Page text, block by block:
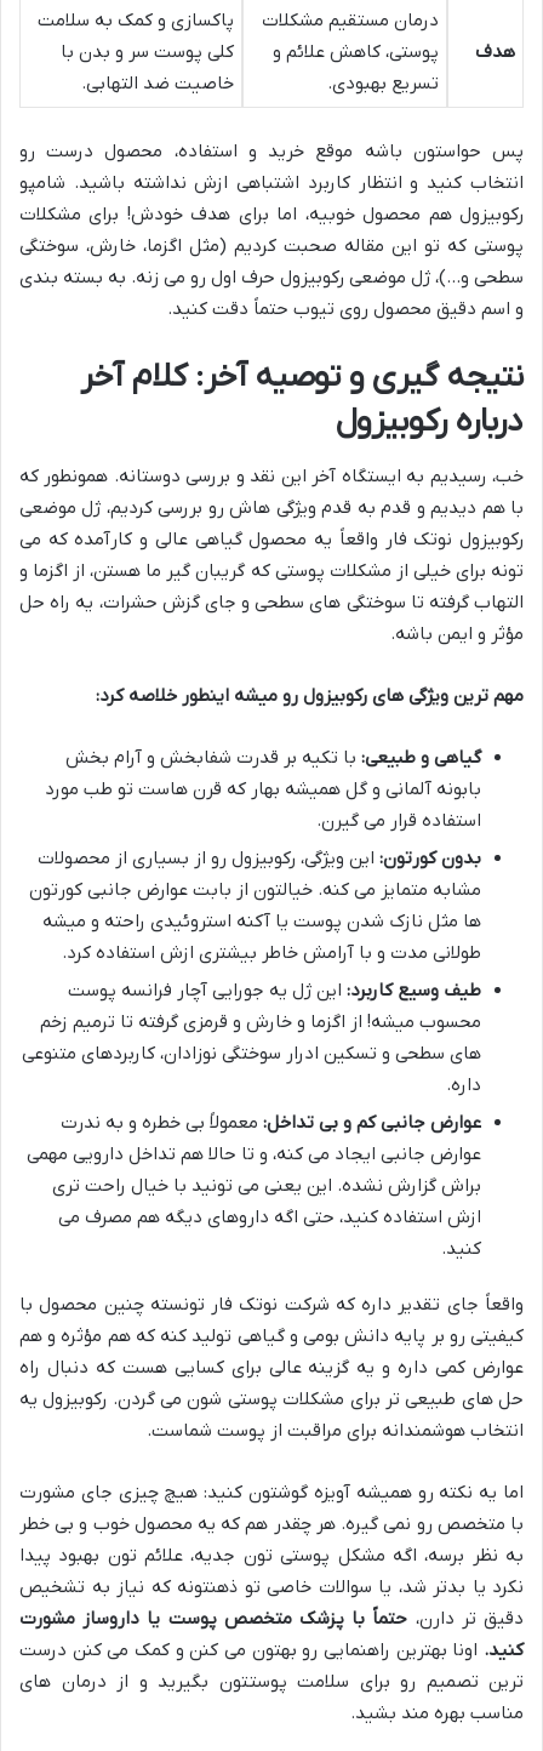
هدف
درمان مستقیم مشکلات
پوستی، کاهش علائم و
تسریع بهبودی.
پاکسازی و کمک به سلامت
کلی پوست سر و بدن با
خاصیت ضد التهابی.
پس حواستون باشه موقع خرید و استفاده، محصول درست رو
انتخاب کنید و انتظار کاربرد اشتباهی ازش نداشته باشید. شامپو
رکوبیزول هم محصول خوبیه، اما برای هدف خودش! برای مشکلات
پوستی که تو این مقاله صحبت کردیم (مثل اگزما، خارش، سوختگی
سطحی و…)، ژل موضعی رکوبیزول حرف اول رو می زنه. به بسته بندی
و اسم دقیق محصول روی تیوب حتماً دقت کنید.
نتیجه گیری و توصیه آخر: کلام آخر
درباره رکوبیزول
خب، رسیدیم به ایستگاه آخر این نقد و بررسی دوستانه. همونطور که
با هم دیدیم و قدم به قدم ویژگی هاش رو بررسی کردیم، ژل موضعی
رکوبیزول نوتک فار واقعاً یه محصول گیاهی عالی و کارآمده که می
تونه برای خیلی از مشکلات پوستی که گریبان گیر ما هستن، از اگزما و
التهاب گرفته تا سوختگی های سطحی و جای گزش حشرات، یه راه حل
مؤثر و ایمن باشه.
مهم ترین ویژگی های رکوبیزول رو میشه اینطور خلاصه کرد:
گیاهی و طبیعی: با تکیه بر قدرت شفابخش و آرام بخش
بابونه آلمانی و گل همیشه بهار که قرن هاست تو طب مورد
استفاده قرار می گیرن.
بدون کورتون: این ویژگی، رکوبیزول رو از بسیاری از محصولات
مشابه متمایز می کنه. خیالتون از بابت عوارض جانبی کورتون
ها مثل نازک شدن پوست یا آکنه استروئیدی راحته و میشه
طولانی مدت و با آرامش خاطر بیشتری ازش استفاده کرد.
طیف وسیع کاربرد: این ژل یه جورایی آچار فرانسه پوست
محسوب میشه! از اگزما و خارش و قرمزی گرفته تا ترمیم زخم
های سطحی و تسکین ادرار سوختگی نوزادان، کاربردهای متنوعی
داره.
عوارض جانبی کم و بی تداخل: معمولاً بی خطره و به ندرت
عوارض جانبی ایجاد می کنه، و تا حالا هم تداخل دارویی مهمی
براش گزارش نشده. این یعنی می تونید با خیال راحت تری
ازش استفاده کنید، حتی اگه داروهای دیگه هم مصرف می
کنید.
واقعاً جای تقدیر داره که شرکت نوتک فار تونسته چنین محصول با
کیفیتی رو بر پایه دانش بومی و گیاهی تولید کنه که هم مؤثره و هم
عوارض کمی داره و یه گزینه عالی برای کسایی هست که دنبال راه
حل های طبیعی تر برای مشکلات پوستی شون می گردن. رکوبیزول یه
انتخاب هوشمندانه برای مراقبت از پوست شماست.
اما یه نکته رو همیشه آویزه گوشتون کنید: هیچ چیزی جای مشورت
با متخصص رو نمی گیره. هر چقدر هم که یه محصول خوب و بی خطر
به نظر برسه، اگه مشکل پوستی تون جدیه، علائم تون بهبود پیدا
نکرد یا بدتر شد، یا سوالات خاصی تو ذهنتونه که نیاز به تشخیص
دقیق تر دارن، حتماً با پزشک متخصص پوست یا داروساز مشورت
کنید. اونا بهترین راهنمایی رو بهتون می کنن و کمک می کنن درست
ترین تصمیم رو برای سلامت پوستتون بگیرید و از درمان های
مناسب بهره مند بشید.